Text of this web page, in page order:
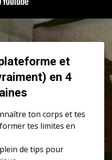
et
en 4
ton corps et tes
tes limites en
de tips pour